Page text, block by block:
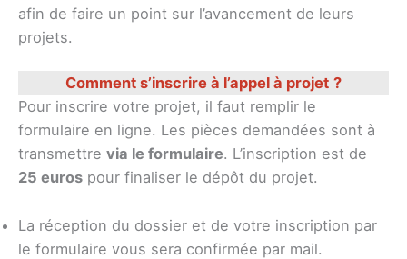
afin de faire un point sur l’avancement de leurs
projets.
Comment s’inscrire à l’appel à projet ?
Pour inscrire votre projet, il faut remplir le
formulaire en ligne. Les pièces demandées sont à
transmettre via le formulaire. L’inscription est de
25 euros pour finaliser le dépôt du projet.
La réception du dossier et de votre inscription par
le formulaire vous sera confirmée par mail.